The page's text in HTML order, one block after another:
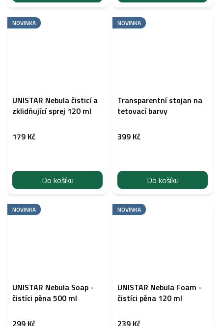
NOVINKA
UNISTAR Nebula čisticí a
zklidňující sprej 120 ml
179 Kč
Do košíku
NOVINKA
Transparentní stojan na
tetovací barvy
399 Kč
Do košíku
NOVINKA
UNISTAR Nebula Soap -
čistíci pěna 500 ml
299 Kč
NOVINKA
UNISTAR Nebula Foam -
čistíci pěna 120 ml
239 Kč